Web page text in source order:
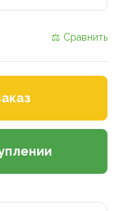
⚖ Сравнить